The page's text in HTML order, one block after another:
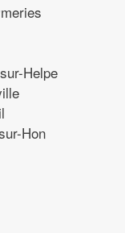
Helpe
Hon